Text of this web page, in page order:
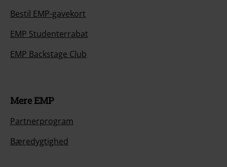
Bestil EMP-gavekort
EMP Studenterrabat
EMP Backstage Club
Mere EMP
Partnerprogram
Bæredygtighed